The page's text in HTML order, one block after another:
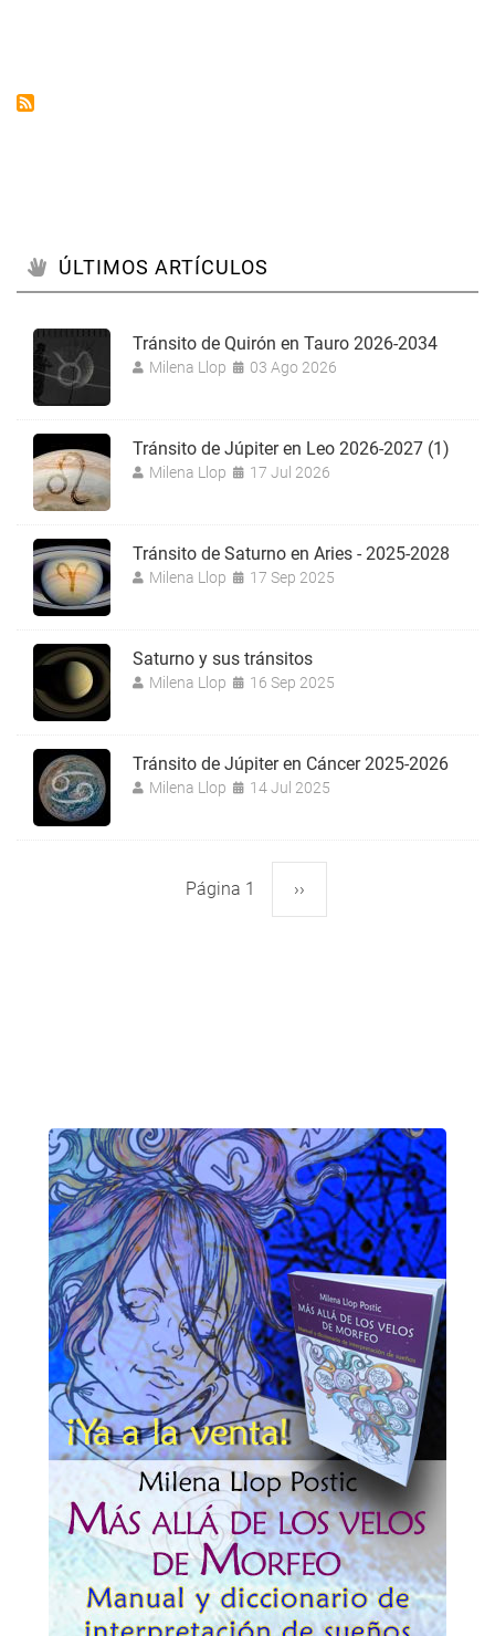
ÚLTIMOS ARTÍCULOS
Tránsito de Quirón en Tauro 2026-2034
Milena Llop 03 Ago 2026
Tránsito de Júpiter en Leo 2026-2027 (1)
Milena Llop 17 Jul 2026
Tránsito de Saturno en Aries - 2025-2028
Milena Llop 17 Sep 2025
Saturno y sus tránsitos
Milena Llop 16 Sep 2025
Tránsito de Júpiter en Cáncer 2025-2026
Milena Llop 14 Jul 2025
Página 1 Siguiente
››